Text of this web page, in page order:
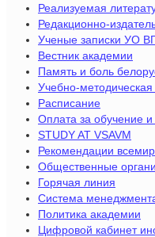
Реализуемая
Редакционно-
Ученые записки УО
Вестник академии
Память и боль
Учебно-методическая
Расписание
Оплата за обучение
STUDY AT VSAVM
Рекомендации
Общественные
Горячая линия
Система
Политика академии
Цифровой кабинет